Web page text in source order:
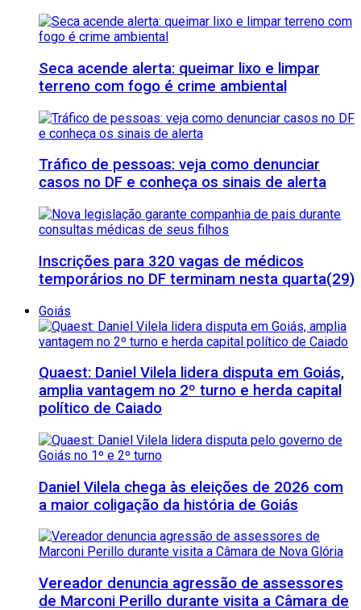
Seca acende alerta: queimar lixo e limpar
terreno com fogo é crime ambiental
Tráfico de pessoas: veja como denunciar
casos no DF e conheça os sinais de alerta
Inscrições para 320 vagas de médicos
temporários no DF terminam nesta quarta(29)
Goiás
Quaest: Daniel Vilela lidera disputa em Goiás,
amplia vantagem no 2º turno e herda capital
político de Caiado
Daniel Vilela chega às eleições de 2026 com
a maior coligação da história de Goiás
Vereador denuncia agressão de assessores
de Marconi Perillo durante visita a Câmara de